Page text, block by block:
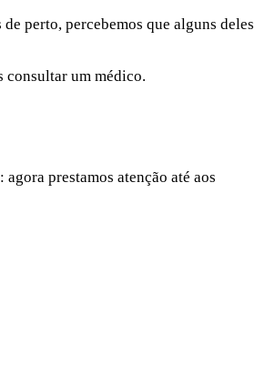
perto, percebemos que alguns deles
consultar um médico.
prestamos atenção até aos